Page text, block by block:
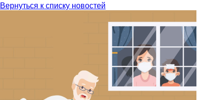
Вернуться к списку новостей